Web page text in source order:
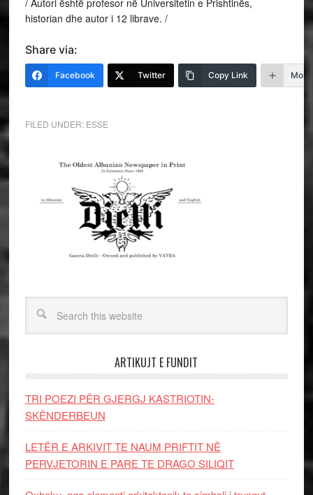
/ Autori është profesor në Universitetin e Prishtinës,
historian dhe autor i 12 librave. /
Share via:
Facebook Twitter Copy Link More
FILED UNDER: ESSE
ARTIKUJT E FUNDIT
TRI POEZI PËR GJERGJ KASTRIOTIN-
SKËNDERBEUN
LETËR E ARKIVIT TE NAUM PRIFTIT NË
PERVJETORIN E PARE TE DRAGO SILIQIT